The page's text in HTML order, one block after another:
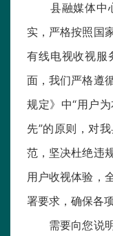
县融媒体中心
实，严格按照国
有线电视收视服
面，我们严格遵
规定》中“用户
先”的原则，对
范，坚决杜绝违
用户收视体验，
署要求，确保各
需要向您说明